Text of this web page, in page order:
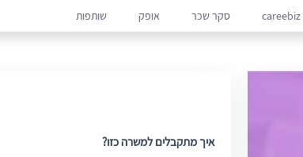
careebiz סקר שכר אופק שותפות
איך מתקבלים למשרה כזו?